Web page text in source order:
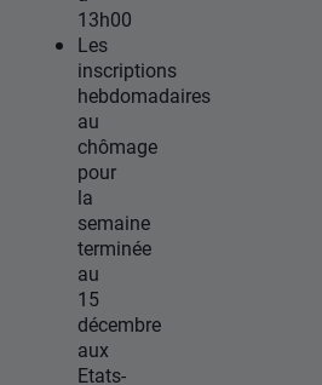
13h00
Les
inscriptions
hebdomadaires
au
chômage
pour
la
semaine
terminée
au
15
décembre
aux
Etats-